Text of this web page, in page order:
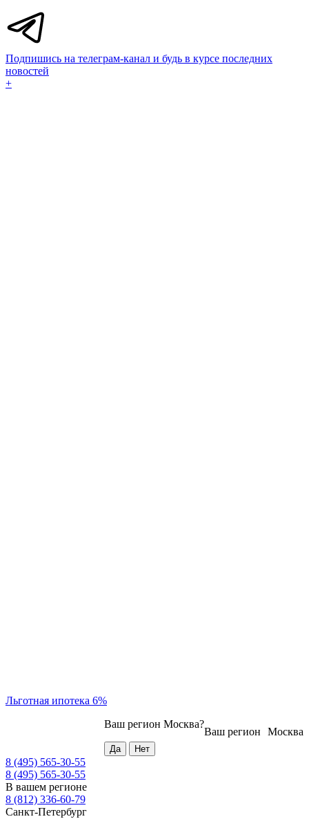
Подпишись на телеграм-канал и будь в курсе последних
новостей
+
Льготная ипотека 6%
Москва
Ваш регион
Ваш регион Москва?
8 (495) 565-30-55
8 (495) 565-30-55
В вашем регионе
8 (812) 336-60-79
Санкт-Петербург